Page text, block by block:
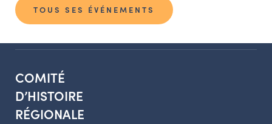
TOUS SES ÉVÉNEMENTS
COMITÉ
D’HISTOIRE
RÉGIONALE